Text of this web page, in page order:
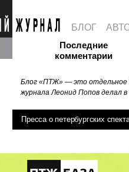
Последние
комментарии
Блог «ПТЖ» — это отдельное
журнала Леонид Попов делал
Пресса о петербургских
БЛОГ